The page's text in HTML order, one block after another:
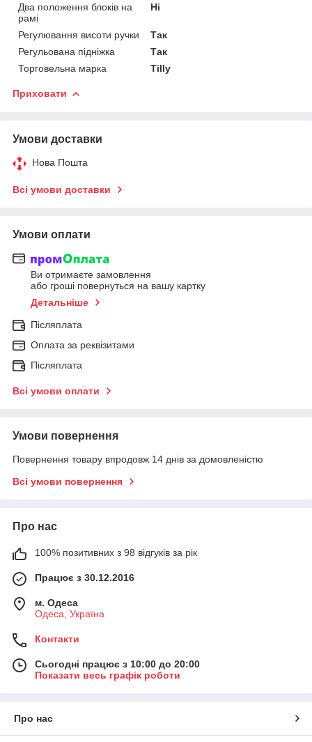
Два положення блоків на
рамі
Ні
Регулювання висоти ручки
Так
Регульована підніжка
Так
Торговельна марка
Tilly
Приховати
Умови доставки
Нова Пошта
Всі умови доставки
Умови оплати
Ви отримаєте замовлення
або гроші повернуться на вашу картку
Детальніше
Післяплата
Оплата за реквізитами
Післяплата
Всі умови оплати
Умови повернення
Повернення товару впродовж 14 днів за домовленістю
Всі умови повернення
Про нас
100% позитивних з 98 відгуків за рік
Працює з 30.12.2016
м. Одеса
Одеса, Україна
Контакти
Сьогодні працює з 10:00 до 20:00
Показати весь графік роботи
Про нас